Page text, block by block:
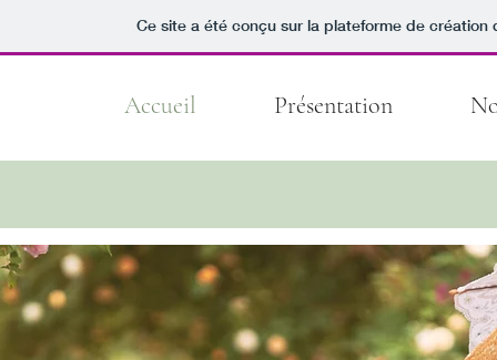
Ce site a été conçu sur la plateforme de
Accueil Présentation